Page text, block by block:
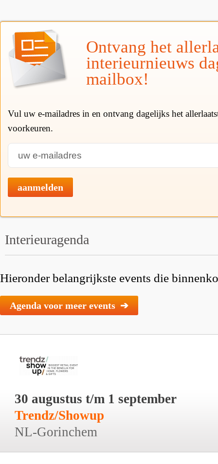
Ontvang het
interieurnieuws
mailbox!
Vul uw e-mailadres in en ontvang dagelijks het
voorkeuren.
aanmelden
Interieuragenda
Hieronder belangrijkste events die
Agenda voor meer events ➔
30 augustus t/m 1 september
Trendz/Showup
NL-Gorinchem